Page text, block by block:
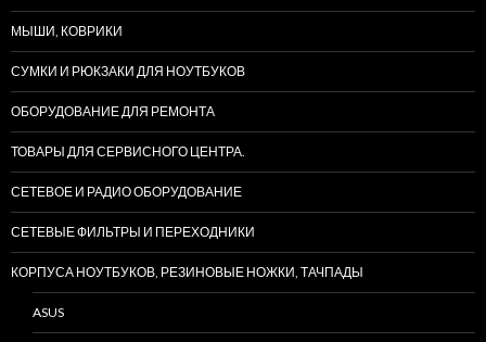
МЫШИ, КОВРИКИ
СУМКИ И РЮКЗАКИ ДЛЯ НОУТБУКОВ
ОБОРУДОВАНИЕ ДЛЯ РЕМОНТА
ТОВАРЫ ДЛЯ СЕРВИСНОГО ЦЕНТРА.
СЕТЕВОЕ И РАДИО ОБОРУДОВАНИЕ
СЕТЕВЫЕ ФИЛЬТРЫ И ПЕРЕХОДНИКИ
КОРПУСА НОУТБУКОВ, РЕЗИНОВЫЕ НОЖКИ, ТАЧПАДЫ
ASUS